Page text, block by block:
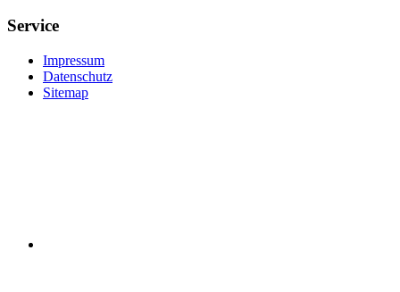
Service
Impressum
Datenschutz
Sitemap